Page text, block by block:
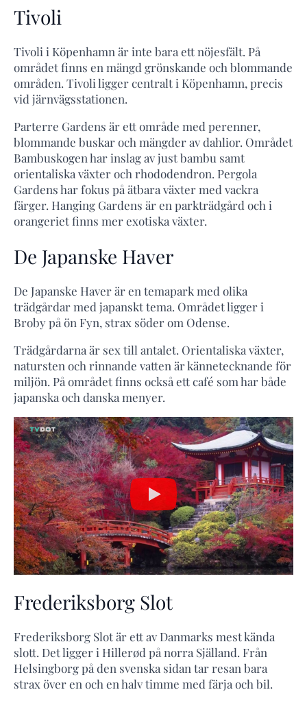
Tivoli
Tivoli i Köpenhamn är inte bara ett nöjesfält. På
området finns en mängd grönskande och blommande
områden. Tivoli ligger centralt i Köpenhamn, precis
vid järnvägsstationen.
Parterre Gardens är ett område med perenner,
blommande buskar och mängder av dahlior. Området
Bambuskogen har inslag av just bambu samt
orientaliska växter och rhododendron. Pergola
Gardens har fokus på ätbara växter med vackra
färger. Hanging Gardens är en parkträdgård och i
orangeriet finns mer exotiska växter.
De Japanske Haver
De Japanske Haver är en temapark med olika
trädgårdar med japanskt tema. Området ligger i
Broby på ön Fyn, strax söder om Odense.
Trädgårdarna är sex till antalet. Orientaliska växter,
natursten och rinnande vatten är kännetecknande för
miljön. På området finns också ett café som har både
japanska och danska menyer.
Frederiksborg Slot
Frederiksborg Slot är ett av Danmarks mest kända
slott. Det ligger i Hillerød på norra Själland. Från
Helsingborg på den svenska sidan tar resan bara
strax över en och en halv timme med färja och bil.